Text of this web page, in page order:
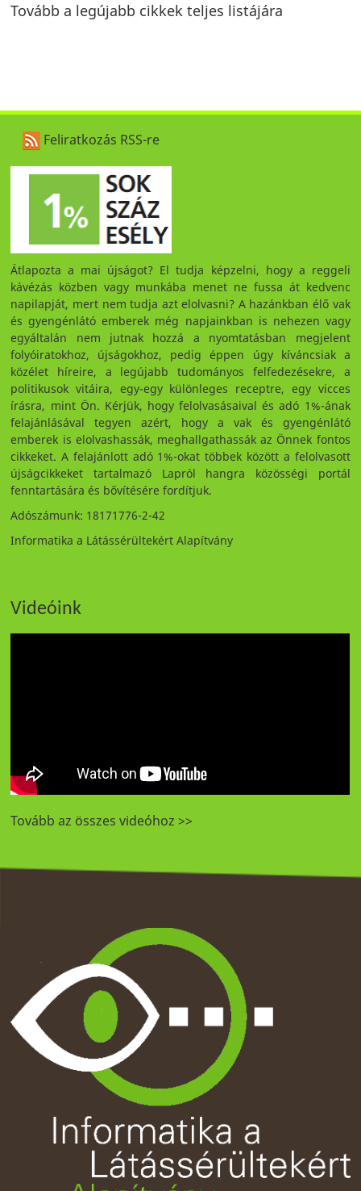
Tovább a legújabb cikkek teljes listájára
Feliratkozás RSS-re
Átlapozta a mai újságot? El tudja képzelni, hogy a reggeli
kávézás közben vagy munkába menet ne fussa át kedvenc
napilapját, mert nem tudja azt elolvasni? A hazánkban élő vak
és gyengénlátó emberek még napjainkban is nehezen vagy
egyáltalán nem jutnak hozzá a nyomtatásban megjelent
folyóiratokhoz, újságokhoz, pedig éppen úgy kíváncsiak a
közélet híreire, a legújabb tudományos felfedezésekre, a
politikusok vitáira, egy-egy különleges receptre, egy vicces
írásra, mint Ön. Kérjük, hogy felolvasásaival és adó 1%-ának
felajánlásával tegyen azért, hogy a vak és gyengénlátó
emberek is elolvashassák, meghallgathassák az Önnek fontos
cikkeket. A felajánlott adó 1%-okat többek között a felolvasott
újságcikkeket tartalmazó Lapról hangra közösségi portál
fenntartására és bővítésére fordítjuk.
Adószámunk: 18171776-2-42
Informatika a Látássérültekért Alapítvány
Videóink
Tovább az összes videóhoz >>